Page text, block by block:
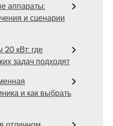
аппараты:
и сценарии
кВт: где
задач подходят
и как выбрать